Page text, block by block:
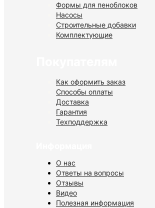
Формы для пеноблоков
Насосы
Строительные добавки
Комплектующие
Как оформить заказ
Способы оплаты
Доставка
Гарантия
Техподдержка
О нас
Ответы на вопросы
Отзывы
Видео
Полезная информация